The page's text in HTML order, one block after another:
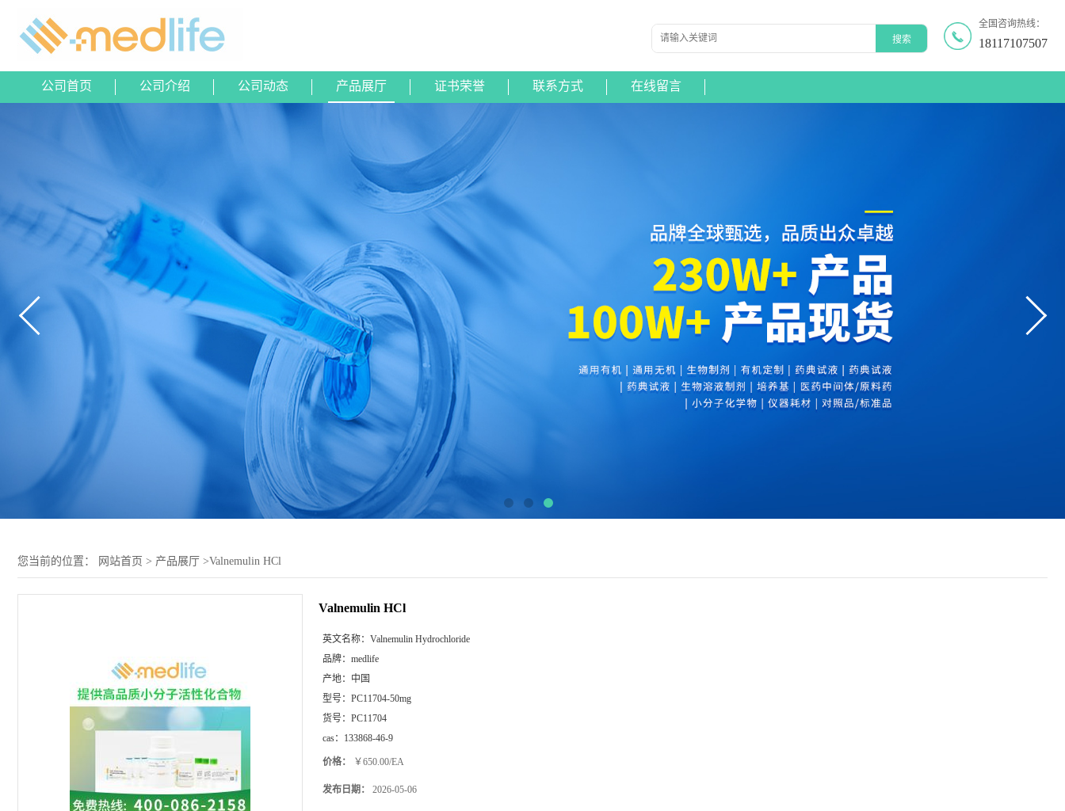
全国咨询热线：
18117107507
公司首页 公司介绍 公司动态 产品展厅 证书荣誉 联系方式 在线留言
您当前的位置： 网站首页 > 产品展厅 >Valnemulin HCl
Valnemulin HCl
英文名称： Valnemulin Hydrochloride
品牌： medlife
产地： 中国
型号： PC11704-50mg
货号： PC11704
cas： 133868-46-9
价格： ￥650.00/EA
发布日期： 2026-05-06